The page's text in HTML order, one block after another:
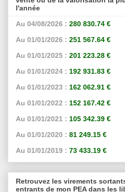
l'année
Au 04/08/2026 : 280 830.74 €
Au 01/01/2026 : 251 567.64 €
Au 01/01/2025 : 201 223.28 €
Au 01/01/2024 : 192 931.83 €
Au 01/01/2023 : 162 062.91 €
Au 01/01/2022 : 152 167.42 €
Au 01/01/2021 : 105 342.39 €
Au 01/01/2020 : 81 249.15 €
Au 01/01/2019 : 73 433.19 €
Retrouvez les virements
entrants de mon PEA dans les